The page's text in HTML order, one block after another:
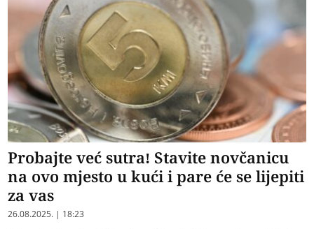
Probajte već sutra! Stavite novčanicu
na ovo mjesto u kući i pare će se lijepiti
za vas
26.08.2025. | 18:23